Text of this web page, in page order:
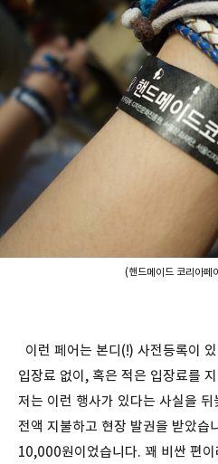
(핸드메이드 코리아페
이런 페어는 본디(!) 사전등록이
입장료 없이, 혹은 적은 입장료를
저는 이런 행사가 있다는 사실을
전액 지불하고 현장 발권을 받았습
10,000원이었습니다. 꽤 비싼 편